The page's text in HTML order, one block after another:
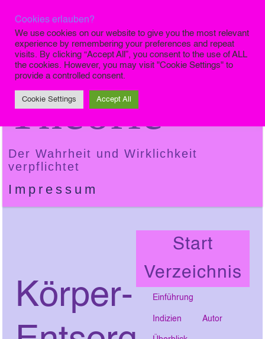
Die Finale
Theorie
Der Wahrheit und Wirklichkeit
verpflichtet
Impressum
Körper-
Start
Verzeichnis
Einführung
Indizien Autor
Cookies erlauben?
We use cookies on our website to give you the most relevant
experience by remembering your preferences and repeat
visits. By clicking “Accept All”, you consent to the use of ALL
the cookies. However, you may visit "Cookie Settings" to
provide a controlled consent.
Cookie Settings Accept All